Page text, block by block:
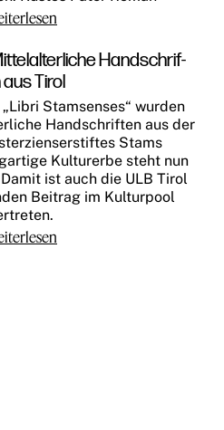
Hand­schrif­
Tirol
Stamsenses“ wurden
Handschriften aus der
Stams
Kulturerbe steht nun
ist auch die ULB Tirol
Beitrag im Kulturpool